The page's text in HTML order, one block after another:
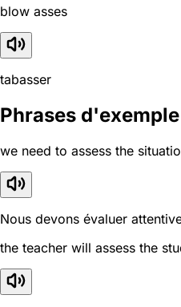
blow asses
tabasser
Phrases d'exemple
we need to assess the
Nous devons évaluer
the teacher will assess the